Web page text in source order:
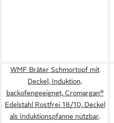
WMF Bräter Schmortopf mit
Deckel, Induktion,
backofengeeignet, Cromargan®
Edelstahl Rostfrei 18/10, Deckel
als Induktionspfanne nutzbar,